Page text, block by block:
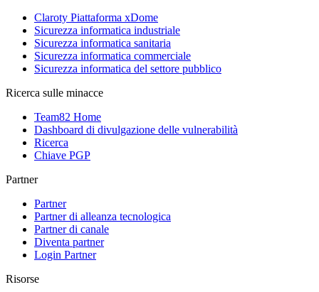
Claroty Piattaforma xDome
Sicurezza informatica industriale
Sicurezza informatica sanitaria
Sicurezza informatica commerciale
Sicurezza informatica del settore pubblico
Ricerca sulle minacce
Team82 Home
Dashboard di divulgazione delle vulnerabilità
Ricerca
Chiave PGP
Partner
Partner
Partner di alleanza tecnologica
Partner di canale
Diventa partner
Login Partner
Risorse